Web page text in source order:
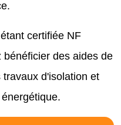
certifiée NF
bénéficier des aides de
travaux d'isolation et